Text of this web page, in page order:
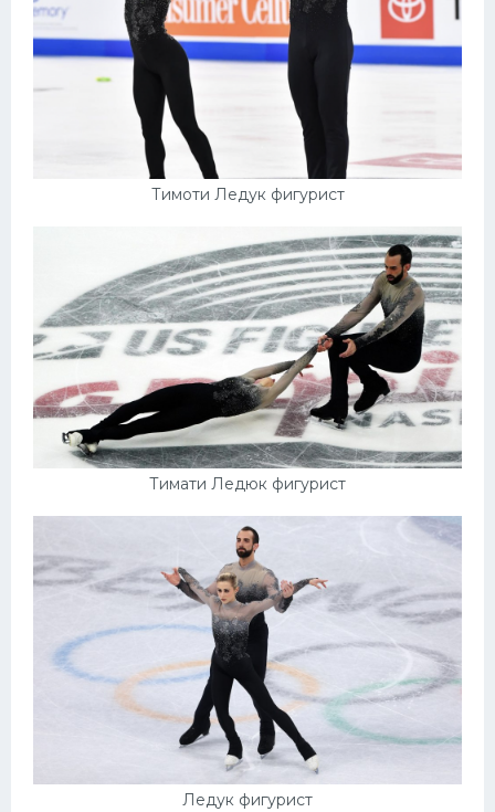
Тимоти Ледук фигурист
Тимати Ледюк фигурист
Ледук фигурист